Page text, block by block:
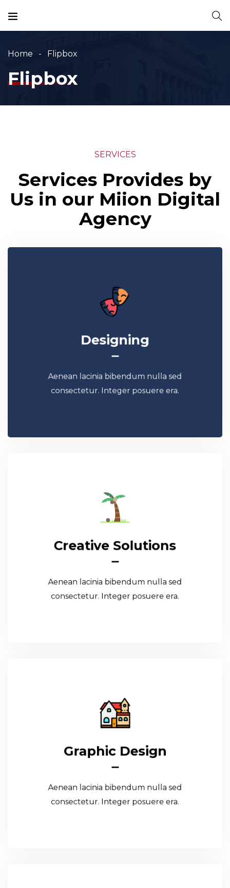
Home Flipbox
Flipbox
SERVICES
Services Provides by
Us in our Miion Digital
Agency
Designing
Aenean lacinia bibendum nulla sed
consectetur. Integer posuere era.
Designing
Aenean lacinia bibendum nulla sed
consectetur. Integer posuere era.
Read More
Creative Solutions
Aenean lacinia bibendum nulla sed
consectetur. Integer posuere era.
Creative Solutions
Aenean lacinia bibendum nulla sed
consectetur. Integer posuere era.
Read More
Graphic Design
Aenean lacinia bibendum nulla sed
consectetur. Integer posuere era.
Graphic Design
Aenean lacinia bibendum nulla sed
consectetur. Integer posuere era.
Read More